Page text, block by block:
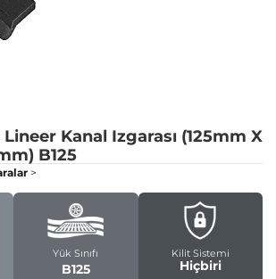
Kanal Izgarası (125mm X
B125
>
Yük Sınıfı
B125
Kilit Sistemi
Hiçbiri